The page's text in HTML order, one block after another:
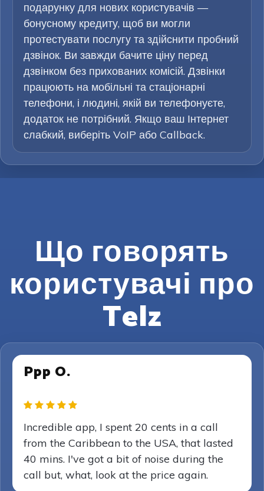
подарунку для нових користувачів —
бонусному кредиту, щоб ви могли
протестувати послугу та здійснити пробний
дзвінок. Ви завжди бачите ціну перед
дзвінком без прихованих комісій. Дзвінки
працюють на мобільні та стаціонарні
телефони, і людині, якій ви телефонуєте,
додаток не потрібний. Якщо ваш Інтернет
слабкий, виберіть VoIP або Callback.
Що говорять
користувачі про
Telz
Ppp O.
Incredible app, I spent 20 cents in a call
from the Caribbean to the USA, that lasted
40 mins. I've got a bit of noise during the
call but, what, look at the price again.